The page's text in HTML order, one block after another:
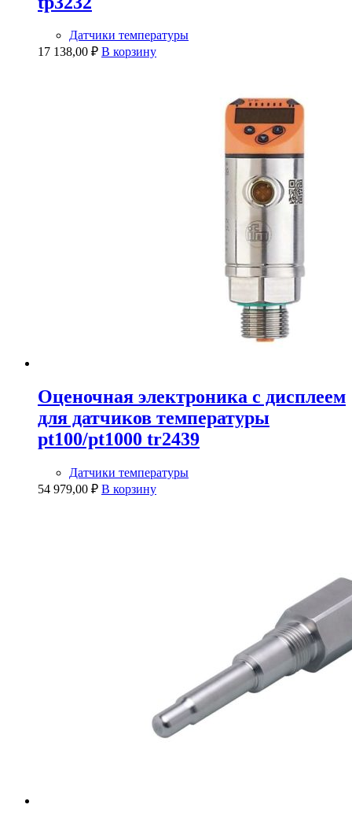
Датчики температуры
17 138,00 ₽ В корзину
Оценочная электроника с дисплеем
для датчиков температуры
pt100/pt1000 tr2439
Датчики температуры
54 979,00 ₽ В корзину